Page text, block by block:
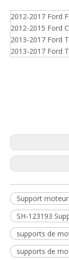
2012-2017 Ford
2012-2015 Ford
2013-2017 Ford
2013-2017 Ford
Support
SH-123193
supports de
supports de